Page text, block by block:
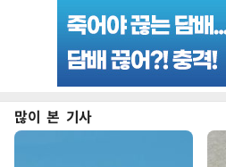
많이 본 기사